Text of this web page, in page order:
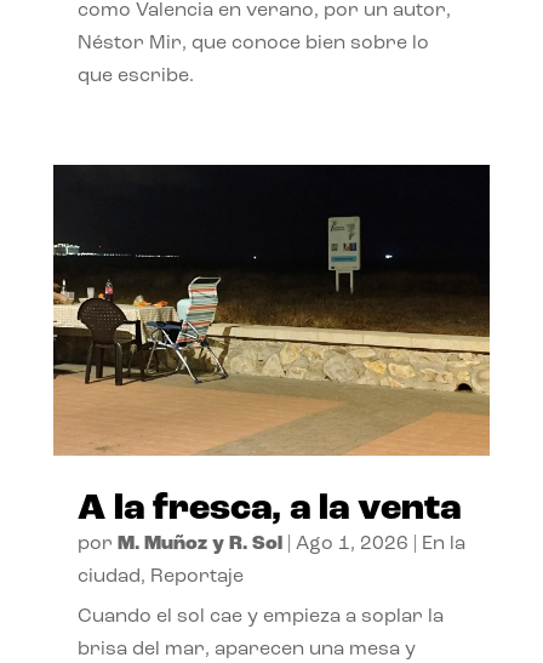
como Valencia en verano, por un autor,
Néstor Mir, que conoce bien sobre lo
que escribe.
A la fresca, a la venta
por M. Muñoz y R. Sol| Ago 1, 2026
En la
ciudad, Reportaje
Cuando el sol cae y empieza a soplar la
brisa del mar, aparecen una mesa y